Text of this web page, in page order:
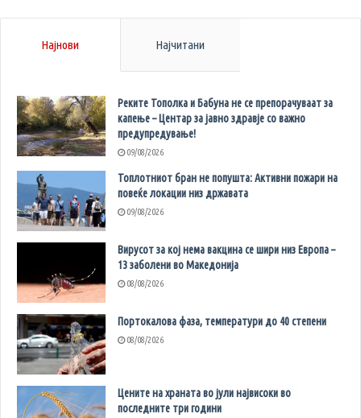
Најнови Најчитани
Реките Тополка и Бабуна не се препорачуваат за
капење – Центар за јавно здравје со важно
предупредување!
09/08/2026
Топлотниот бран не попушта: Активни пожари на
повеќе локации низ државата
09/08/2026
Вирусот за кој нема вакцина се шири низ Европа –
13 заболени во Македонија
08/08/2026
Портокалова фаза, температури до 40 степени
08/08/2026
Цените на храната во јули највисоки во
последните три години